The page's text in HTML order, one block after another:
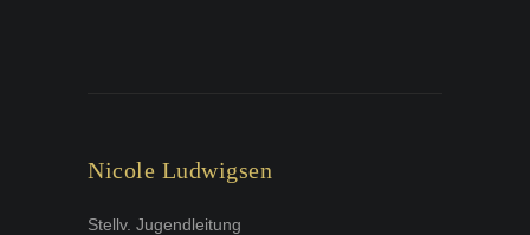
Nicole Ludwigsen
Stellv. Jugendleitung